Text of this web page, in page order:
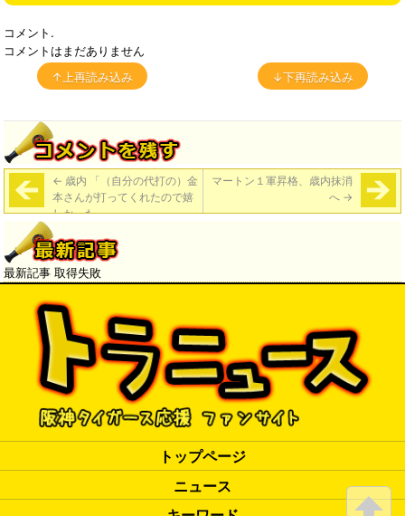
コメント.
コメントはまだありません
↑上再読み込み
↓下再読み込み
← 歳内 「（自分の代打の）金
本さんが打ってくれたので嬉
しかった」
マートン１軍昇格、歳内抹消
へ →
最新記事 取得失敗
トップページ
ニュース